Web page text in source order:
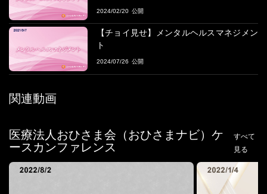
2024/02/20
【チョイ見せ】メンタルヘルスマネジメン
ト
2024/07/26
関連動画
医療法人おひさま会（おひさまナビ）ケ
ースカンファレンス
すべて
見る